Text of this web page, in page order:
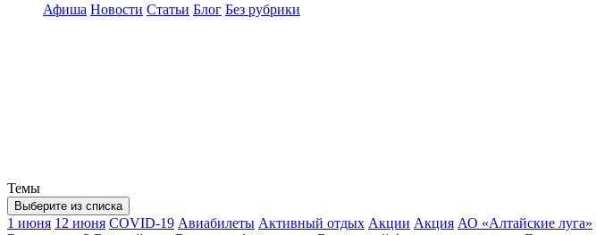
Афиша Новости Статьи Блог Без рубрики
Темы
Выберите из списка
1 июня 12 июня COVID-19 Авиабилеты Активный отдых Акции Акция АО «Алтайские луга»